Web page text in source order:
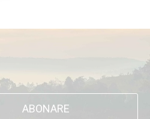
ABONARE